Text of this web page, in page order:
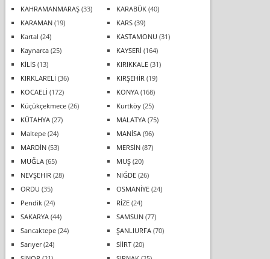
KAHRAMANMARAŞ(33) KARABÜK(40)
KARAMAN(19) KARS(39)
Kartal (24) KASTAMONU (31)
Kaynarca(25) KAYSERİ (164)
KİLİS(13) KIRIKKALE(31)
KIRKLARELİ (36) KIRŞEHİR (19)
KOCAELİ (172) KONYA(168)
Küçükçekmece(26) Kurtköy(25)
KÜTAHYA(27) MALATYA(75)
Maltepe(24) MANİSA(96)
MARDİN(53) MERSİN(87)
MUĞLA(65) MUŞ(20)
NEVŞEHİR (28) NİĞDE(26)
ORDU (35) OSMANİYE(24)
Pendik(24) RİZE(24)
SAKARYA(44) SAMSUN(77)
Sancaktepe(24) ŞANLIURFA(70)
Sarıyer(24) SİİRT(20)